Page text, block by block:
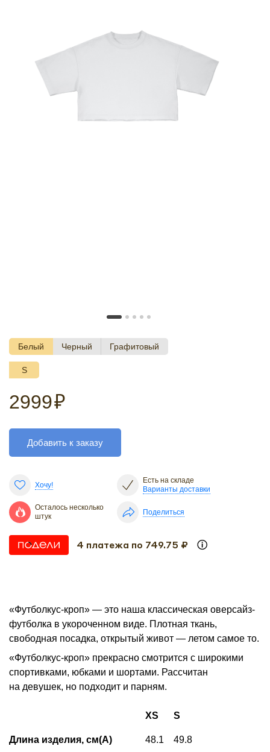
Белый Черный Графитовый
S
2999₽
Добавить к заказу
Хочу!
Есть на складе
Варианты доставки
Осталось несколько
штук
Поделиться
4 платежа по 749.75 ₽
«Футболкус-кроп» — это наша классическая оверсайз-
футболка в укороченном виде. Плотная ткань,
свободная посадка, открытый живот — летом самое то.
«Футболкус-кроп» прекрасно смотрится с широкими
спортивками, юбками и шортами. Рассчитан
на девушек, но подходит и парням.
XS S
Длина изделия, см(А) 48.1 49.8